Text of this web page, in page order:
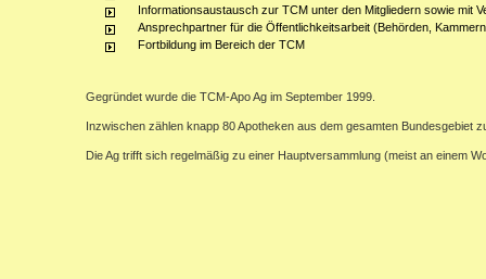
Informationsaustausch zur TCM unter den Mitgliedern sowie mit
Ansprechpartner für die Öffentlichkeitsarbeit (Behörden,
Fortbildung im Bereich der TCM
Gegründet wurde die TCM-Apo Ag im September 1999.
Inzwischen zählen knapp 80 Apotheken aus dem gesamten Bundesgebiet
Die Ag trifft sich regelmäßig zu einer Hauptversammlung (meist an einem